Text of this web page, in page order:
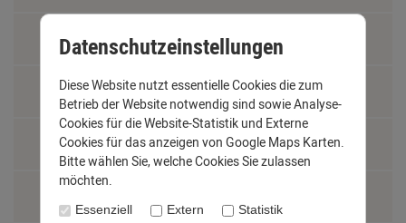
Fachbegriffe
Jobs
Montage und Installationshilfen
Datenschutzeinstellungen
Diese Website nutzt essentielle Cookies die zum
Betrieb der Website notwendig sind sowie Analyse-
Cookies für die Website-Statistik und Externe
Cookies für das anzeigen von Google Maps Karten.
Bitte wählen Sie, welche Cookies Sie zulassen
möchten.
Essenziell Extern Statistik